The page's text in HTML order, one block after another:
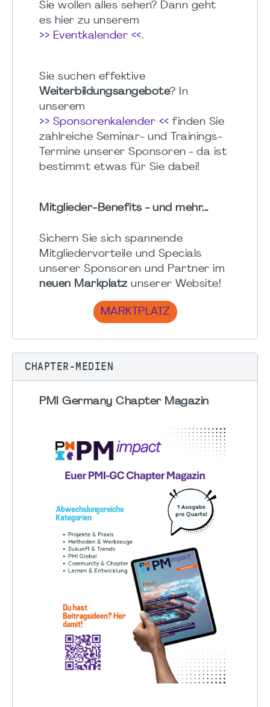
Sie wollen alles sehen? Dann geht
es hier zu unserem
>> Eventkalender <<.
Sie suchen effektive
Weiterbildungsangebote? In
unserem
>> Sponsorenkalender << finden Sie
zahlreiche Seminar- und Trainings-
Termine unserer Sponsoren - da ist
bestimmt etwas für Sie dabei!
Mitglieder-Benefits - und mehr...
Sichern Sie sich spannende
Mitgliedervorteile und Specials
unserer Sponsoren und Partner im
neuen Markplatzunserer Website!
MARKTPLATZ
CHAPTER-MEDIEN
PMI Germany Chapter Magazin